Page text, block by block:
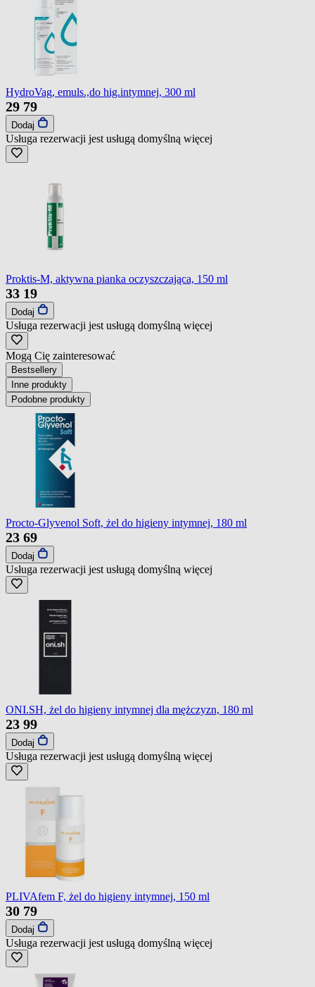
HydroVag, emuls.,do hig.intymnej, 300 ml
29 79
Dodaj
Usługa rezerwacji jest usługą domyślną więcej
Proktis-M, aktywna pianka oczyszczająca, 150 ml
33 19
Dodaj
Usługa rezerwacji jest usługą domyślną więcej
Mogą Cię zainteresować
Bestsellery
Inne produkty
Podobne produkty
Procto-Glyvenol Soft, żel do higieny intymnej, 180 ml
23 69
Dodaj
Usługa rezerwacji jest usługą domyślną więcej
ONI.SH, żel do higieny intymnej dla mężczyzn, 180 ml
23 99
Dodaj
Usługa rezerwacji jest usługą domyślną więcej
PLIVAfem F, żel do higieny intymnej, 150 ml
30 79
Dodaj
Usługa rezerwacji jest usługą domyślną więcej